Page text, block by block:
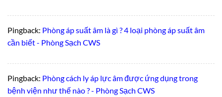
Pingback: Phòng áp suất âm là gì ? 4 loại phòng áp suất âm
cần biết - Phòng Sạch CWS
Pingback: Phòng cách ly áp lực âm được ứng dụng trong
bệnh viện như thế nào ? - Phòng Sạch CWS